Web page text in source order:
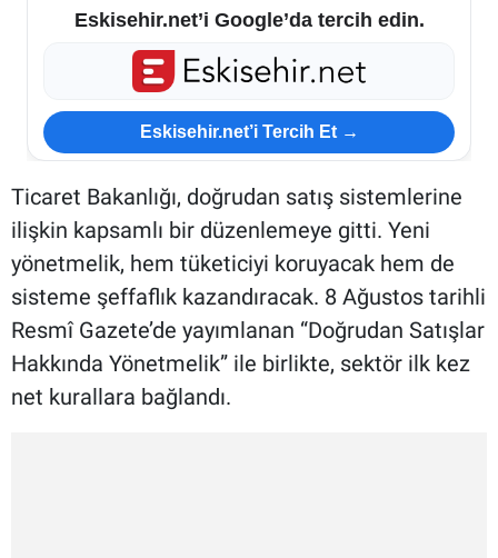
Eskisehir.net’i Google’da tercih edin.
Eskisehir.net’i Tercih Et →
Ticaret Bakanlığı, doğrudan satış sistemlerine
ilişkin kapsamlı bir düzenlemeye gitti. Yeni
yönetmelik, hem tüketiciyi koruyacak hem de
sisteme şeffaflık kazandıracak. 8 Ağustos tarihli
Resmî Gazete’de yayımlanan “Doğrudan Satışlar
Hakkında Yönetmelik” ile birlikte, sektör ilk kez
net kurallara bağlandı.